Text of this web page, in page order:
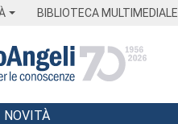
BIBLIOTECA MULTIMEDIALE
NOVITÀ